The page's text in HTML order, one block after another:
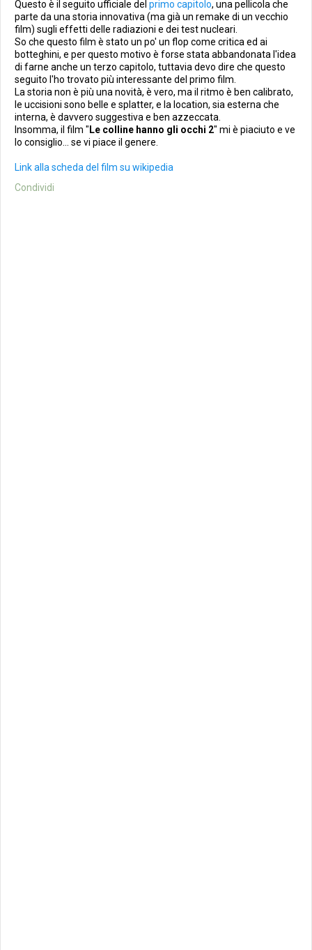
Questo è il seguito ufficiale del primo capitolo, una pellicola che
parte da una storia innovativa (ma già un remake di un vecchio
film) sugli effetti delle radiazioni e dei test nucleari.
So che questo film è stato un po' un flop come critica ed ai
botteghini, e per questo motivo è forse stata abbandonata l'idea
di farne anche un terzo capitolo, tuttavia devo dire che questo
seguito l'ho trovato più interessante del primo film.
La storia non è più una novità, è vero, ma il ritmo è ben calibrato,
le uccisioni sono belle e splatter, e la location, sia esterna che
interna, è davvero suggestiva e ben azzeccata.
Insomma, il film " Le colline hanno gli occhi 2" mi è piaciuto e ve
lo consiglio... se vi piace il genere.
Link alla scheda del film su wikipedia
Condividi